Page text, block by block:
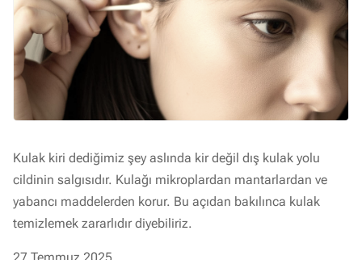
Kulak kiri dediğimiz şey aslında kir değil dış kulak yolu
cildinin salgısıdır. Kulağı mikroplardan mantarlardan ve
yabancı maddelerden korur. Bu açıdan bakılınca kulak
temizlemek zararlıdır diyebiliriz.